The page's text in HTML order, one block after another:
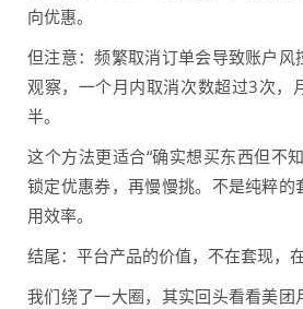
向优惠。
但注意：频繁取消订单会导致账户风
观察，一个月内取消次数超过3次，
半。
这个方法更适合“确实想买东西但
锁定优惠券，再慢慢挑。不是纯粹的
用效率。
结尾：平台产品的价值，不在套现，
我们绕了一大圈，其实回头看看美团